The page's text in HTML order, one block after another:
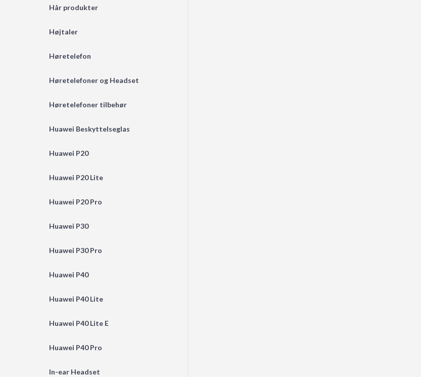
Hår produkter
Højtaler
Høretelefon
Høretelefoner og Headset
Høretelefoner tilbehør
Huawei Beskyttelseglas
Huawei P20
Huawei P20 Lite
Huawei P20 Pro
Huawei P30
Huawei P30 Pro
Huawei P40
Huawei P40 Lite
Huawei P40 Lite E
Huawei P40 Pro
In-ear Headset